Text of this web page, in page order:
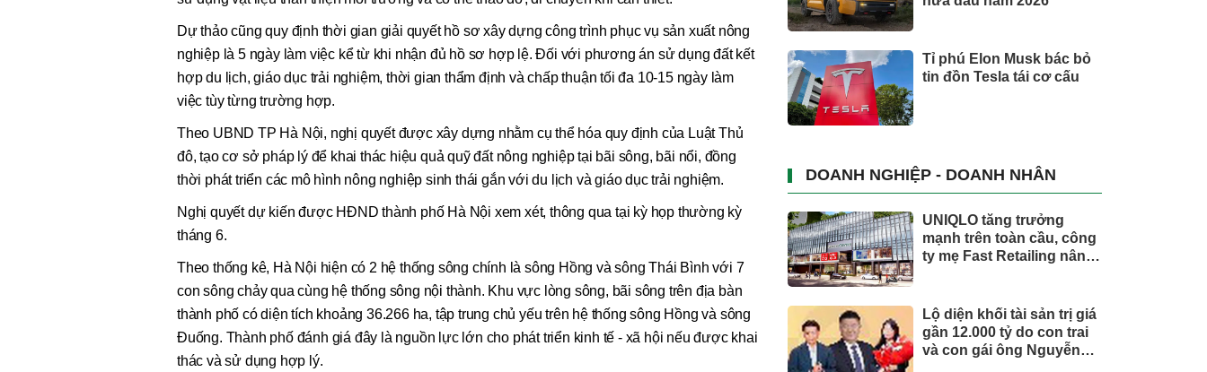
Dự thảo cũng quy định thời gian giải quyết hồ sơ xây dựng công trình phục vụ sản xuất nông
nghiệp là 5 ngày làm việc kể từ khi nhận đủ hồ sơ hợp lệ. Đối với phương án sử dụng đất kết
hợp du lịch, giáo dục trải nghiệm, thời gian thẩm định và chấp thuận tối đa 10-15 ngày làm
việc tùy từng trường hợp.
Theo UBND TP Hà Nội, nghị quyết được xây dựng nhằm cụ thể hóa quy định của Luật Thủ
đô, tạo cơ sở pháp lý để khai thác hiệu quả quỹ đất nông nghiệp tại bãi sông, bãi nổi, đồng
thời phát triển các mô hình nông nghiệp sinh thái gắn với du lịch và giáo dục trải nghiệm.
Nghị quyết dự kiến được HĐND thành phố Hà Nội xem xét, thông qua tại kỳ họp thường kỳ
tháng 6.
Theo thống kê, Hà Nội hiện có 2 hệ thống sông chính là sông Hồng và sông Thái Bình với 7
con sông chảy qua cùng hệ thống sông nội thành. Khu vực lòng sông, bãi sông trên địa bàn
thành phố có diện tích khoảng 36.266 ha, tập trung chủ yếu trên hệ thống sông Hồng và sông
Đuống. Thành phố đánh giá đây là nguồn lực lớn cho phát triển kinh tế - xã hội nếu được khai
thác và sử dụng hợp lý.
Tỉ phú Elon Musk bác bỏ
tin đồn Tesla tái cơ cấu
DOANH NGHIỆP - DOANH NHÂN
UNIQLO tăng trưởng
mạnh trên toàn cầu, công
ty mẹ Fast Retailing nâng
Lộ diện khối tài sản trị giá
gần 12.000 tỷ do con trai
và con gái ông Nguyễn